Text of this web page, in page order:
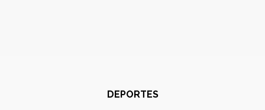
DEPORTES